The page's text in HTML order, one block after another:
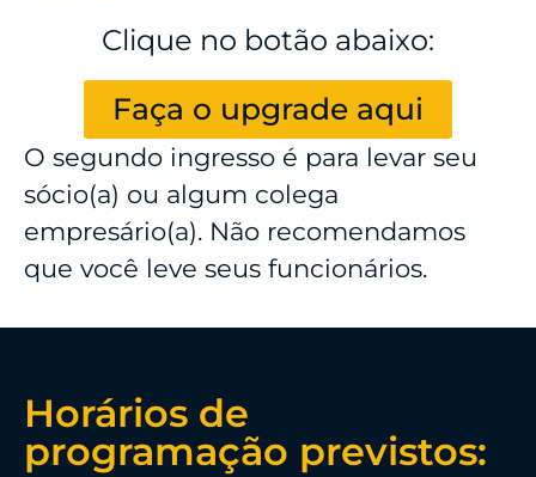
Clique no botão abaixo:
Faça o upgrade aqui
O segundo ingresso é para levar seu
sócio(a) ou algum colega
empresário(a). Não recomendamos
que você leve seus funcionários.
Horários de
programação previstos: